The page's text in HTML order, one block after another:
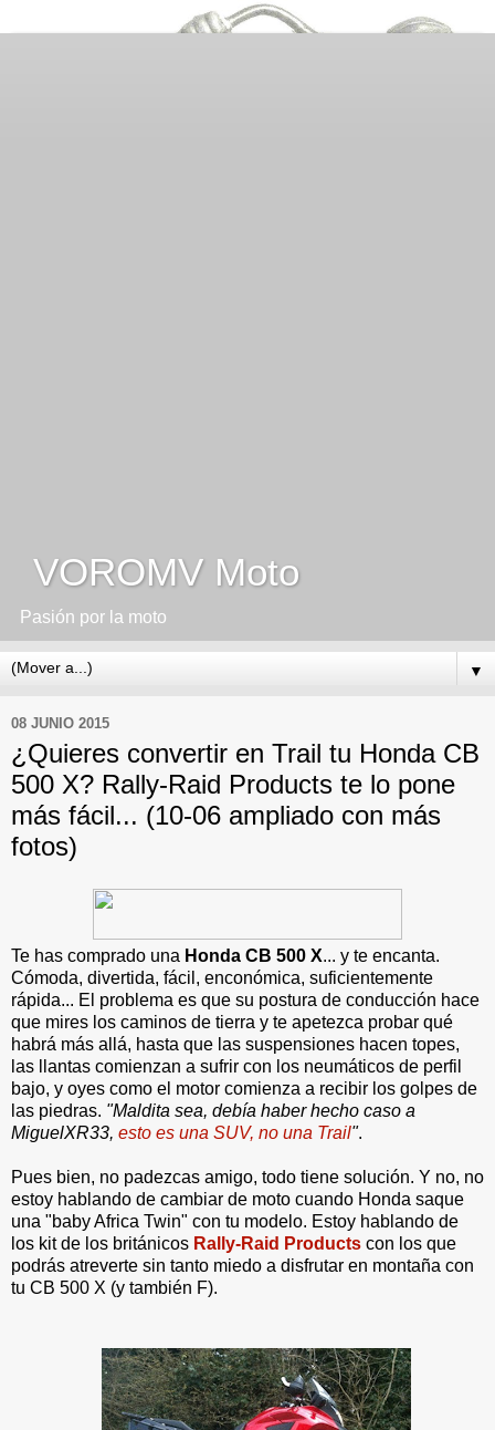
VOROMV Moto
Pasión por la moto
▼
08 JUNIO 2015
¿Quieres convertir en Trail tu Honda CB
500 X? Rally-Raid Products te lo pone
más fácil... (10-06 ampliado con más
fotos)
Te has comprado una Honda CB 500 X... y te encanta.
Cómoda, divertida, fácil, enconómica, suficientemente
rápida... El problema es que su postura de conducción hace
que mires los caminos de tierra y te apetezca probar qué
habrá más allá, hasta que las suspensiones hacen topes,
las llantas comienzan a sufrir con los neumáticos de perfil
bajo, y oyes como el motor comienza a recibir los golpes de
las piedras. "Maldita sea, debía haber hecho caso a
MiguelXR33, esto es una SUV, no una Trail".
Pues bien, no padezcas amigo, todo tiene solución. Y no, no
estoy hablando de cambiar de moto cuando Honda saque
una "baby Africa Twin" con tu modelo. Estoy hablando de
los kit de los británicos Rally-Raid Products con los que
podrás atreverte sin tanto miedo a disfrutar en montaña con
tu CB 500 X (y también F).